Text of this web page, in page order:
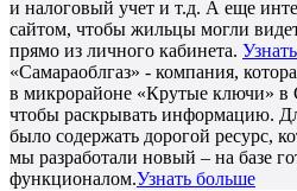
и налоговый учет и т.д. А еще
сайтом, чтобы жильцы могли
прямо из личного кабинета.
«Самараоблгаз» - компания,
в микрорайоне «Крутые ключи» в
чтобы раскрывать информацию.
было содержать дорогой ресурс,
мы разработали новый – на базе
функционалом.Узнать больше